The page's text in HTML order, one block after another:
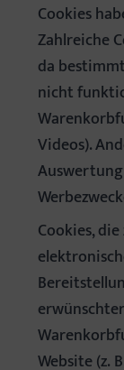
Cookies
Zahlreiche
da
nicht
Videos).
Cookies,
Website (z.